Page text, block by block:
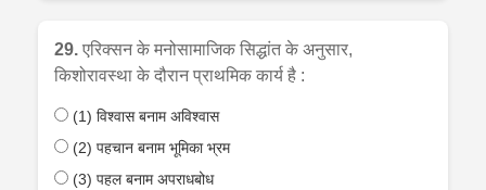
29. एरिक्सन के मनोसामाजिक सिद्धांत के अनुसार,
किशोरावस्था के दौरान प्राथमिक कार्य है :
(1) विश्वास बनाम अविश्वास
(2) पहचान बनाम भूमिका भ्रम
(3) पहल बनाम अपराधबोध